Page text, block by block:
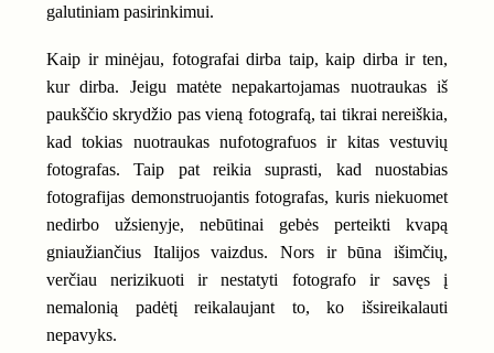
galutiniam pasirinkimui.
Kaip ir minėjau, fotografai dirba taip, kaip dirba ir ten,
kur dirba. Jeigu matėte nepakartojamas nuotraukas iš
paukščio skrydžio pas vieną fotografą, tai tikrai nereiškia,
kad tokias nuotraukas nufotografuos ir kitas vestuvių
fotografas. Taip pat reikia suprasti, kad nuostabias
fotografijas demonstruojantis fotografas, kuris niekuomet
nedirbo užsienyje, nebūtinai gebės perteikti kvapą
gniaužiančius Italijos vaizdus. Nors ir būna išimčių,
verčiau nerizikuoti ir nestatyti fotografo ir savęs į
nemalonią padėtį reikalaujant to, ko išsireikalauti
nepavyks.